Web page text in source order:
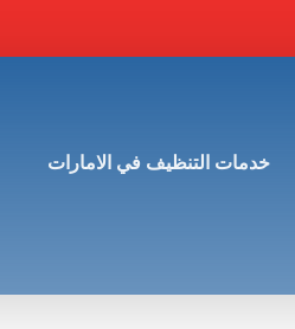
خدمات التنظيف في الامارات